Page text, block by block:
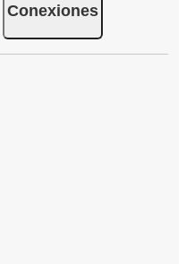
Conexiones